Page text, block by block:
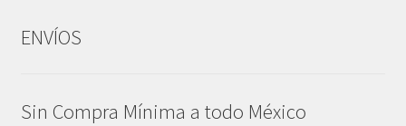
ENVÍOS
Sin Compra Mínima a todo México